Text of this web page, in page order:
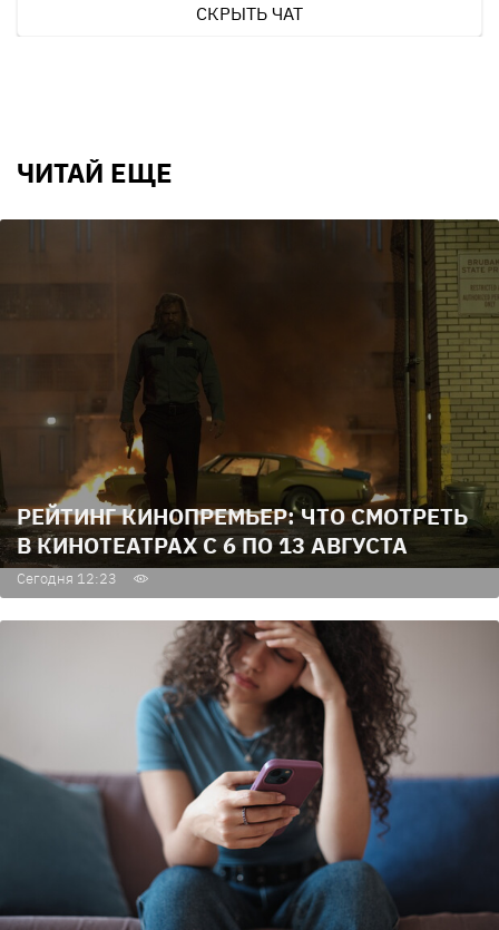
СКРЫТЬ ЧАТ
ЧИТАЙ ЕЩЕ
РЕЙТИНГ КИНОПРЕМЬЕР: ЧТО СМОТРЕТЬ
В КИНОТЕАТРАХ С 6 ПО 13 АВГУСТА
Сегодня 12:23